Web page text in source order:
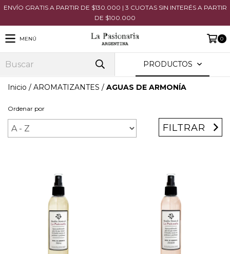
ENVÍO GRATIS A PARTIR DE $130.000 | 3 CUOTAS SIN INTERÉS A PARTIR
DE $100.000
MENÚ 0
PRODUCTOS
Inicio / AROMATIZANTES / AGUAS DE ARMONÍA
Ordenar por
FILTRAR